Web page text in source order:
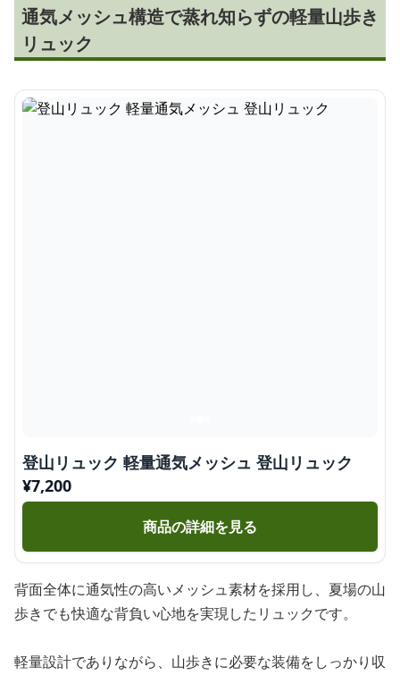
通気メッシュ構造で蒸れ知らずの軽量山歩き
リュック
登山リュック 軽量通気メッシュ 登山リュック
¥7,200
商品の詳細を見る
背面全体に通気性の高いメッシュ素材を採用し、夏場の山
歩きでも快適な背負い心地を実現したリュックです。
軽量設計でありながら、山歩きに必要な装備をしっかり収